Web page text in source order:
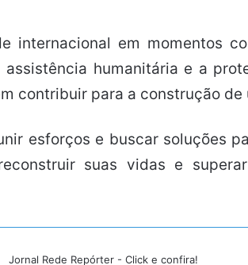
internacional em momentos
humanitária e a
contribuir para a construção
esforços e buscar soluções
suas vidas e
Jornal Rede Repórter - Click e confira!